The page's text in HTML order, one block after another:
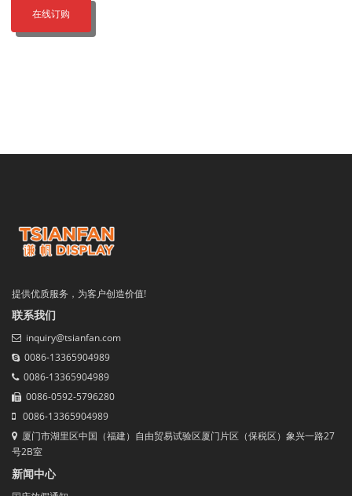
在线订购
提供优质服务，为客户创造价值!
联系我们
inquiry@tsianfan.com
0086-13365904989
0086-13365904989
0086-0592-5796280
0086-13365904989
厦门市湖里区中国（福建）自由贸易试验区厦门片区（保税区）象兴一路27
号2B室
新闻中心